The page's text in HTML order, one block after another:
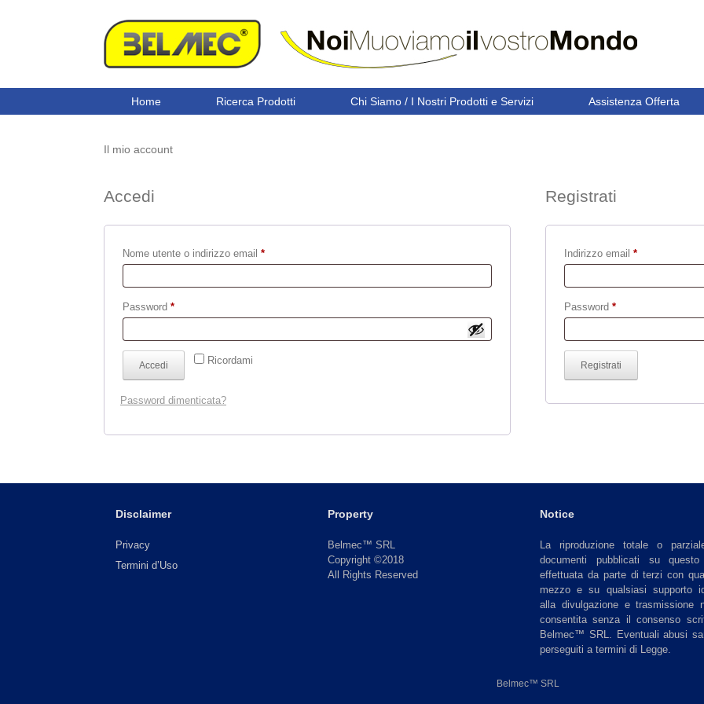
Home Ricerca Prodotti Chi Siamo / I Nostri Prodotti e Servizi Assistenza Offerta
Il mio account
Accedi
Nome utente o indirizzo email *Richiesto
Password *Richiesto
Ricordami
Accedi
Password dimenticata?
Registrati
Indirizzo email *Richiesto
Password *Richiesto
Registrati
Disclaimer
Privacy
Termini d’Uso
Property
Belmec™ SRL
Copyright ©2018
All Rights Reserved
Notice
La riproduzione totale o
documenti pubblicati su questo
effettuata da parte di terzi con
mezzo e su qualsiasi supporto
alla divulgazione e trasmissione
consentita senza il consenso
Belmec™ SRL. Eventuali abusi
perseguiti a termini di Legge.
Belmec™ SRL